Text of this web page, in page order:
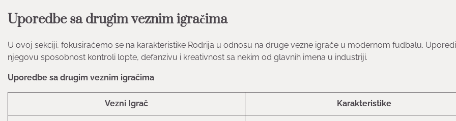
Uporedbe sa drugim veznim igračima
U ovoj sekciji, fokusiraćemo se na karakteristike Rodrija u odnosu na druge vezne igrače u modernom fudbalu.
njegovu sposobnost kontroli lopte, defanzivu i kreativnost sa nekim od glavnih imena u industriji.
Uporedbe sa drugim veznim igračima
Vezni Igrač Karakteristike